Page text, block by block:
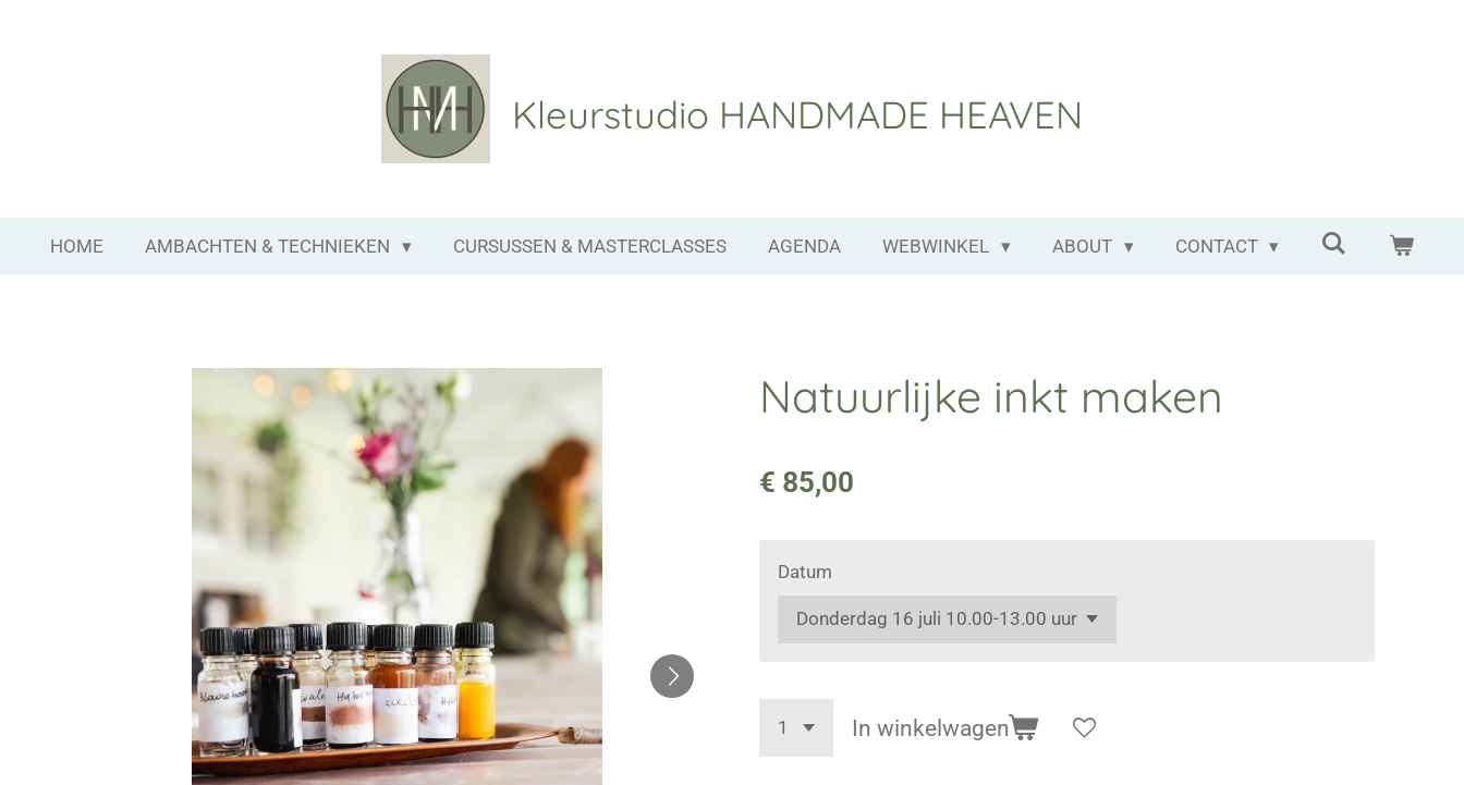
Kleurstudio HANDMADE HEAVEN
HOME AMBACHTEN & TECHNIEKEN CURSUSSEN & MASTERCLASSES AGENDA WEBWINKEL ABOUT CONTACT
Natuurlijke inkt maken
€ 85,00
Datum
In winkelwagen